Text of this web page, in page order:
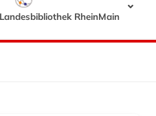
RheinMain